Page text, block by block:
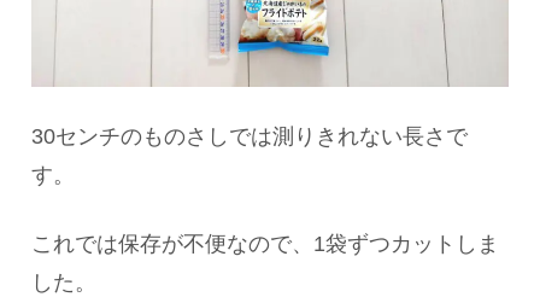
30センチのものさしでは測りきれない長さで
す。
これでは保存が不便なので、1袋ずつカットしま
した。